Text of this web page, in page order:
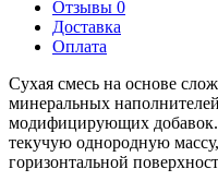
Отзывы 0
Доставка
Оплата
Cухая смесь на основе
минеральных
модифицирующих добавок.
текучую однородную
горизонтальной